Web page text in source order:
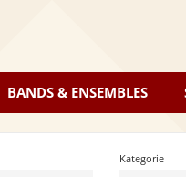
BANDS & ENSEMBLES
Kategorie